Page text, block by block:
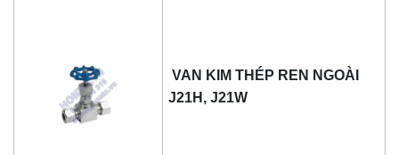
VAN KIM THÉP REN NGOÀI
J21H, J21W